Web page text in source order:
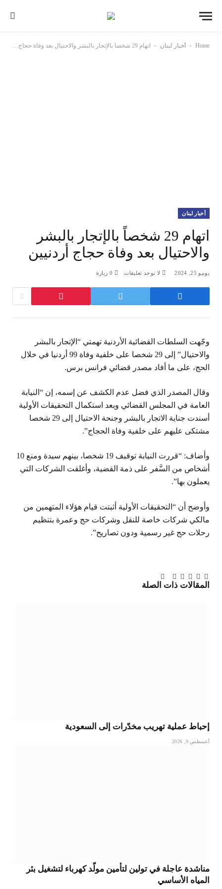
Home
- أخبار لبنان - اتهام 29 شخصاً بالإتجار بالبشر والاحتيال بعد وفاة حجاج أردنيين
أخبار لبنان
اتهام 29 شخصاً بالإتجار بالبشر
والاحتيال بعد وفاة حجاج أردنيين
يونيو 25, 2024 لا توجد تعليقات 0 زيارة
وجّهت السلطات القضائية الأردنية تهمتي “الإتجار بالبشر
والاحتيال” إلى 29 شخصا على خلفية وفاة 99 أردنيا في خلال
الحج، على ما أفاد مصدر قضائي فرانس برس.
وقال المصدر الذي فضل عدم الكشف عن إسمه، إن “النيابة
العامة في المجلس القضائي وبعد استكمال التحقيقات الأولية
أسندت جناية الاتجار بالبشر وجنحة الاحتيال إلى 29 شخصا
مشتكى عليهم على خلفية وفاة الحجاج”.
وأضاف: “قررت النيابة توقيف 19 شخصا، بينهم سيدة ومنع 10
أشخاص من السَّفر على ذمة القضية، وأغلقت الشركات التي
يعملون بها”.
وأوضح أن “التحقيقات الأولية أثبتت قيام هؤلاء المتهمين من
مالكي شركات خاصة للنقل وشركات حج وعمرة بتنظيم
رحلات حج غير رسمية ودون تصاريح”.
فيسبوك
تويتربينتيريست
لينكدإن
Tumblr
تيلقرام
البريد
الإلكتروني
المقالات ذات الصلة
إحباط عملية تهريب مخدّرات إلى السعودية
أغسطس 9, 2026
مناشدة عاجلة في تولين لتأمين مولّد كهرباء لتشغيل بئر
المياه الأساسي